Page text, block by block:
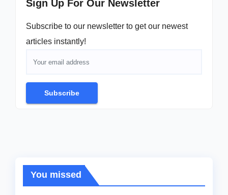
Sign Up For Our Newsletter
Subscribe to our newsletter to get our newest
articles instantly!
Subscribe
You missed